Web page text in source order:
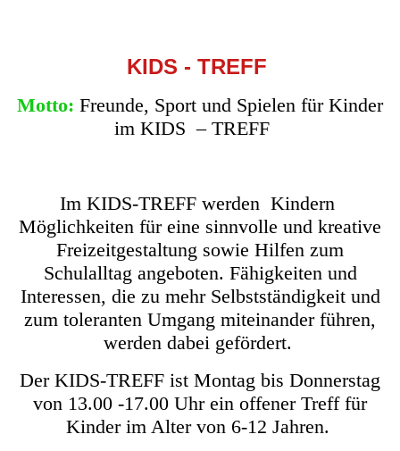
KIDS - TREFF
Motto: Freunde, Sport und Spielen für Kinder
im KIDS – TREFF
Im KIDS-TREFF werden Kindern
Möglichkeiten für eine sinnvolle und kreative
Freizeitgestaltung sowie Hilfen zum
Schulalltag angeboten. Fähigkeiten und
Interessen, die zu mehr Selbstständigkeit und
zum toleranten Umgang miteinander führen,
werden dabei gefördert.
Der KIDS-TREFF ist Montag bis Donnerstag
von 13.00 -17.00 Uhr ein offener Treff für
Kinder im Alter von 6-12 Jahren.